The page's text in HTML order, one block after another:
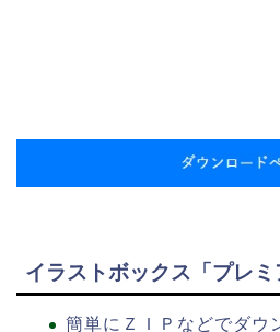
イラストボックス「プレ
簡単にＺＩＰなどでダウ